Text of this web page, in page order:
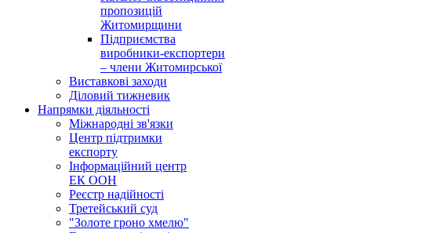
пропозицій
Житомирщини
Підприємства
виробники-експортери
– члени Житомирської
Виставкові заходи
Діловий тижневик
Напрямки діяльності
Міжнародні зв'язки
Центр підтримки
експорту
Інформаційний центр
ЕК ООН
Реєстр надійності
Третейський суд
"Золоте гроно хмелю"